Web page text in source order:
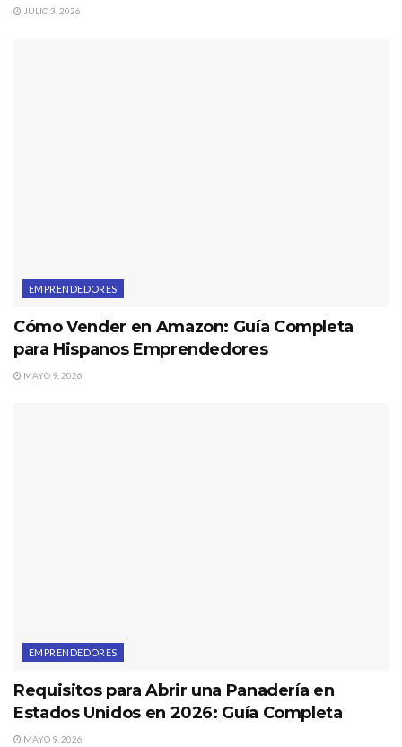
JULIO 3, 2026
EMPRENDEDORES
Cómo Vender en Amazon: Guía Completa
para Hispanos Emprendedores
MAYO 9, 2026
EMPRENDEDORES
Requisitos para Abrir una Panadería en
Estados Unidos en 2026: Guía Completa
MAYO 9, 2026